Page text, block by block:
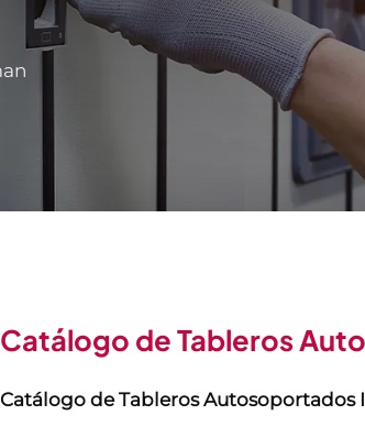
Catálogo de Tableros
Catálogo de Tableros Autosoportados